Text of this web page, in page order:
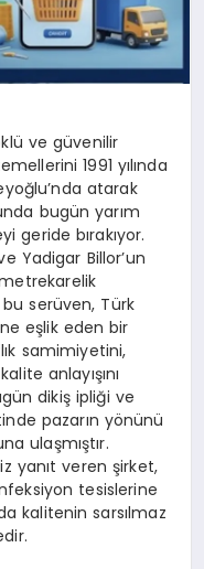
ve güvenilir
1991 yılında
atarak
bugün yarım
geride bırakıyor.
Yadigar Billor’un
serüven, Türk
eşlik eden bir
samimiyetini,
anlayışını
dikiş ipliği ve
pazarın yönünü
ulaşmıştır.
yanıt veren şirket,
tesislerine
kalitenin sarsılmaz